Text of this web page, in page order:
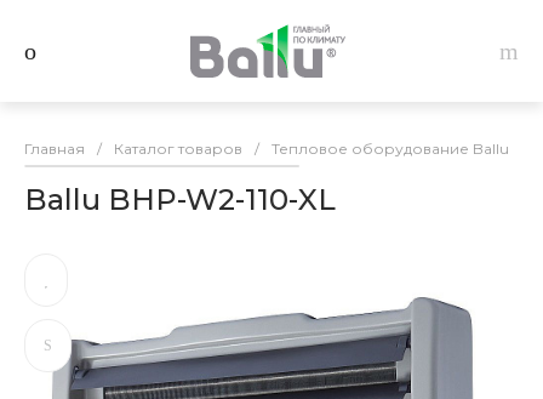
Главная / Каталог товаров / Тепловое оборудование Ballu
Ballu BHP-W2-110-XL